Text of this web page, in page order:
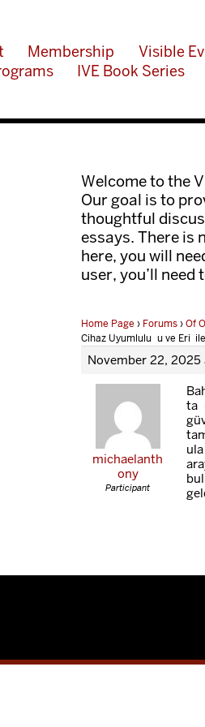
Membership Visible
IVE Book Series
Welcome to the
Our goal is to
thoughtful
essays. There is
here, you will
user, you’ll need
Home Page › Forums›Of
Cihaz Uyumluluğu ve
November 22, 2025
michaelanth
ony
Participant